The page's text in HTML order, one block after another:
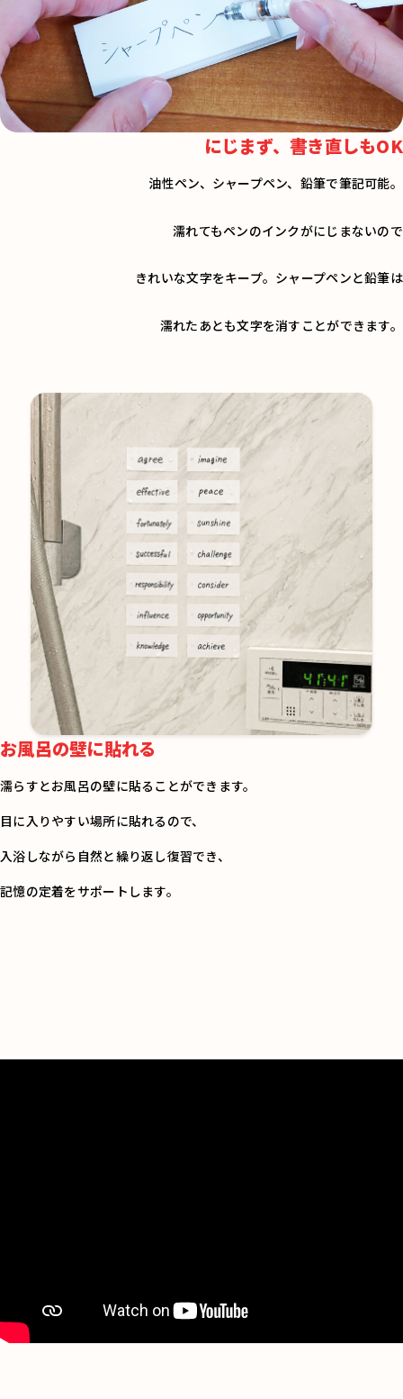
にじまず、書き直しもOK
油性ペン、シャープペン、鉛筆で筆記可能。
濡れてもペンのインクがにじまないので
きれいな文字をキープ。シャープペンと鉛筆は
濡れたあとも文字を消すことができます。
お風呂の壁に貼れる
濡らすとお風呂の壁に貼ることができます。
目に入りやすい場所に貼れるので、
入浴しながら自然と繰り返し復習でき、
記憶の定着をサポートします。